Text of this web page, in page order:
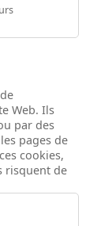
Web. Ils
par des
pages de
cookies,
risquent de